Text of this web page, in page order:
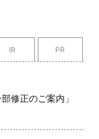
IR PR
修正のご案内」